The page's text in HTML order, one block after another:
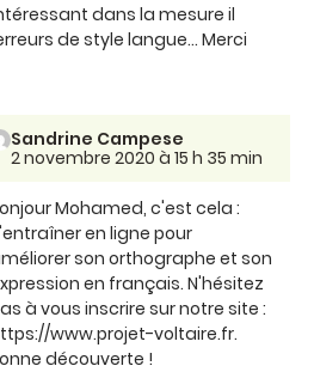
dans la mesure il
de style langue... Merci
Sandrine Campese
2 novembre 2020 à 15 h 35 min
Mohamed, c'est cela :
en ligne pour
son orthographe et son
en français. N'hésitez
à vous inscrire sur notre site :
www.projet-voltaire.fr.
découverte !